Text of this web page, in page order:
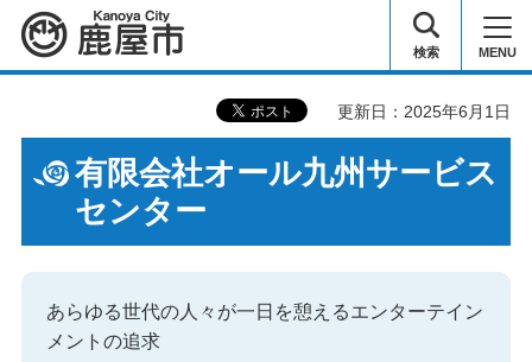
鹿屋市 検索 MENU
更新日：2025年6月1日
有限会社オール九州サービス
センター
あらゆる世代の人々が一日を憩えるエンターテイン
メントの追求